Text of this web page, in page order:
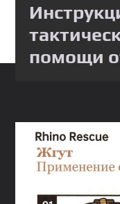
помощи